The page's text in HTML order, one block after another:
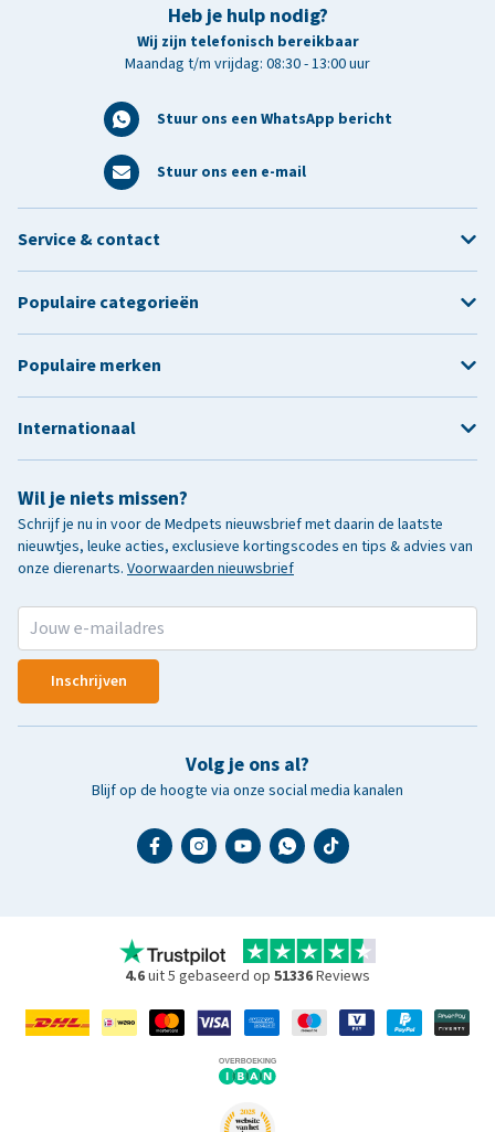
Heb je hulp nodig?
Wij zijn telefonisch bereikbaar
Maandag t/m vrijdag: 08:30 - 13:00 uur
Stuur ons een WhatsApp bericht
Stuur ons een e-mail
Wil je niets missen?
Schrijf je nu in voor de Medpets nieuwsbrief met daarin de laatste
nieuwtjes, leuke acties, exclusieve kortingscodes en tips & advies van
onze dierenarts. Voorwaarden nieuwsbrief
Inschrijven
Volg je ons al?
Blijf op de hoogte via onze social media kanalen
Service & contact
Populaire categorieën
Populaire merken
Internationaal
4.6uit 5 gebaseerd op 51336Reviews